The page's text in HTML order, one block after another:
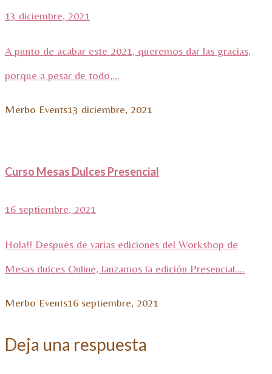
13 diciembre, 2021
A punto de acabar este 2021, queremos dar las gracias,
porque a pesar de todo,...
Merbo Events13 diciembre, 2021
Curso Mesas Dulces Presencial
16 septiembre, 2021
Hola!! Después de varias ediciones del Workshop de
Mesas dulces Online, lanzamos la edición Presencial....
Merbo Events16 septiembre, 2021
Deja una respuesta